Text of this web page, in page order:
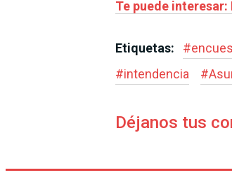
Te puede
Etiquetas: #
#intendencia #
Déjanos tus